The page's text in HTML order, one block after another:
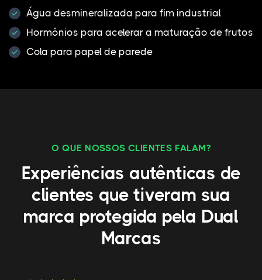
Água desmineralizada para fim industrial
Hormônios para acelerar a maturação de frutos
Cola para papel de parede
O QUE NOSSOS CLIENTES FALAM?
Experiências autênticas de
clientes que tiveram sua
marca protegida pela Dual
Marcas